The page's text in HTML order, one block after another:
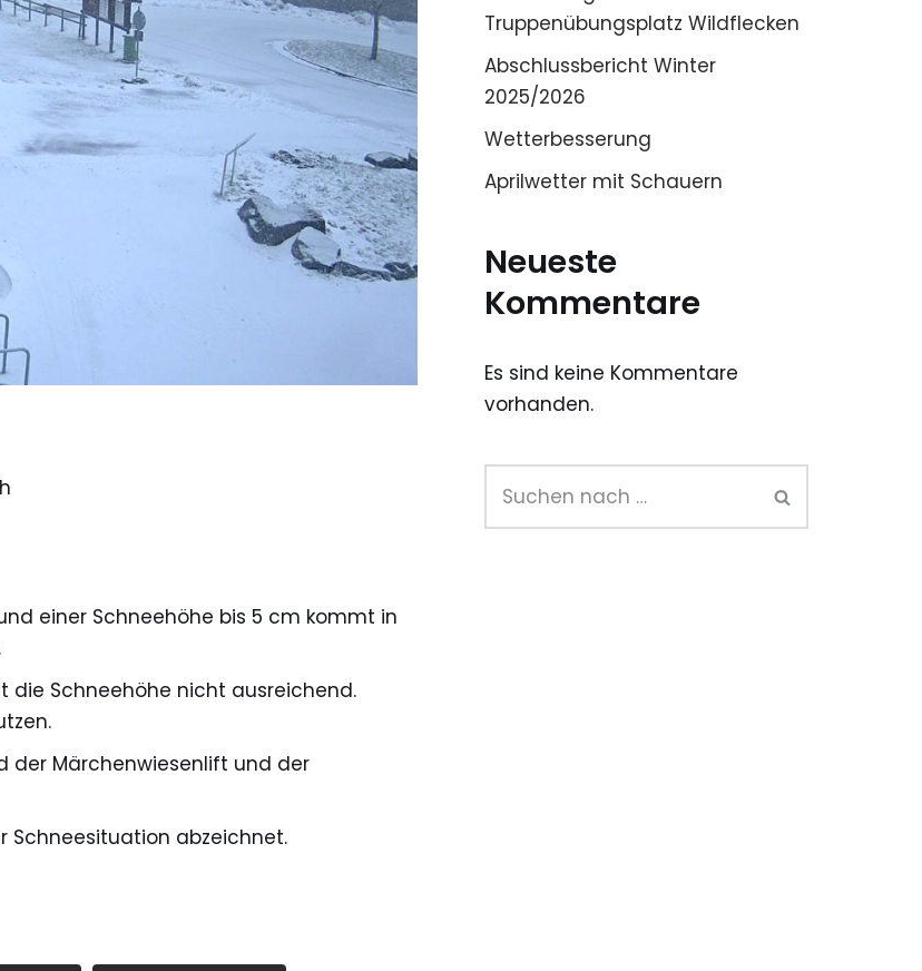
einer Schneehöhe bis 5 cm kommt in
die Schneehöhe nicht ausreichend.
der Märchenwiesenlift und der
Schneesituation abzeichnet.
Truppenübungsplatz Wildflecken
Abschlussbericht Winter
2025/2026
Wetterbesserung
Aprilwetter mit Schauern
Neueste
Kommentare
Es sind keine Kommentare
vorhanden.